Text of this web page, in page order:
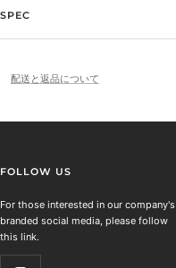
SPEC
配送と返品について
FOLLOW US
For those interested in our company's
branded social media, please follow
this link.